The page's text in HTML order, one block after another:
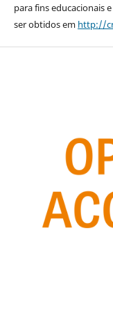
para fins educacionais
ser obtidos em http://